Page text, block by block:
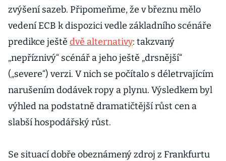
zvýšení sazeb. Připomeňme, že v březnu mělo
vedení ECB k dispozici vedle základního scénáře
predikce ještě dvě alternativy: takzvaný
„nepříznivý“ scénář a jeho ještě „drsnější“
(„severe“) verzi. V nich se počítalo s déletrvajícím
narušením dodávek ropy a plynu. Výsledkem byl
výhled na podstatně dramatičtější růst cen a
slabší hospodářský růst.
Se situací dobře obeznámený zdroj z Frankfurtu